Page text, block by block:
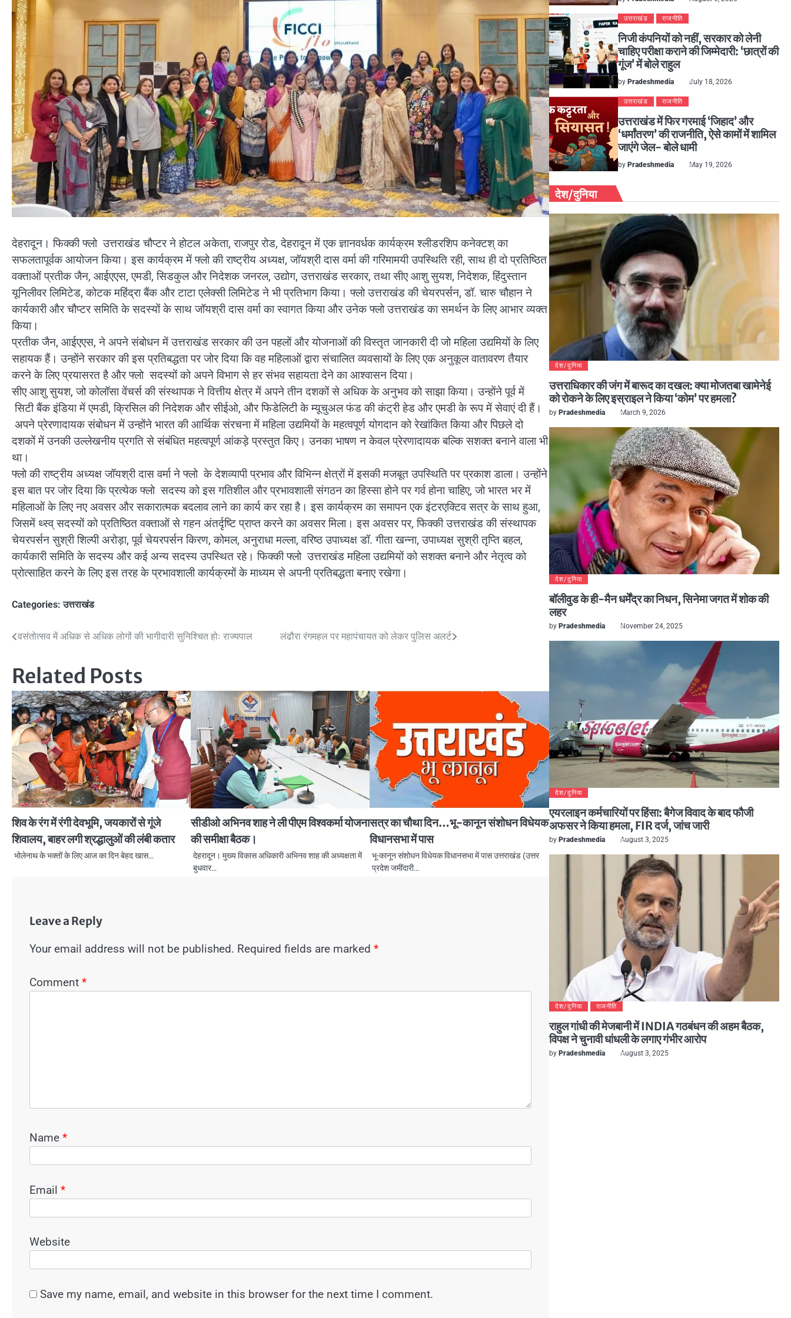
देहरादून। फिक्की फ्लो उत्तराखंड चौप्टर ने होटल अकेता, राजपुर रोड, देहरादून में एक ज्ञानवर्धक कार्यक्रम श्लीडरशिप कनेक्टश् का
सफलतापूर्वक आयोजन किया। इस कार्यक्रम में फ्लो की राष्ट्रीय अध्यक्ष, जॉयश्री दास वर्मा की गरिमामयी उपस्थिति रही, साथ ही दो प्रतिष्ठित
वक्ताओं प्रतीक जैन, आईएएस, एमडी, सिडकुल और निदेशक जनरल, उद्योग, उत्तराखंड सरकार, तथा सीए आशु सुयश, निदेशक, हिंदुस्तान
यूनिलीवर लिमिटेड, कोटक महिंद्रा बैंक और टाटा एलेक्सी लिमिटेड ने भी प्रतिभाग किया। फ्लो उत्तराखंड की चेयरपर्सन, डॉ. चारु चौहान ने
कार्यकारी और चौप्टर समिति के सदस्यों के साथ जॉयश्री दास वर्मा का स्वागत किया और उनेक फ्लो उत्तराखंड का समर्थन के लिए आभार व्यक्त
किया।
प्रतीक जैन, आईएएस, ने अपने संबोधन में उत्तराखंड सरकार की उन पहलों और योजनाओं की विस्तृत जानकारी दी जो महिला उद्यमियों के लिए
सहायक हैं। उन्होंने सरकार की इस प्रतिबद्धता पर जोर दिया कि वह महिलाओं द्वारा संचालित व्यवसायों के लिए एक अनुकूल वातावरण तैयार
करने के लिए प्रयासरत है और फ्लो सदस्यों को अपने विभाग से हर संभव सहायता देने का आश्वासन दिया।
सीए आशु सुयश, जो कोलॉसा वेंचर्स की संस्थापक ने वित्तीय क्षेत्र में अपने तीन दशकों से अधिक के अनुभव को साझा किया। उन्होंने पूर्व में
सिटी बैंक इंडिया में एमडी, क्रिसिल की निदेशक और सीईओ, और फिडेलिटी के म्यूचुअल फंड की कंट्री हेड और एमडी के रूप में सेवाएं दी हैं।
अपने प्रेरणादायक संबोधन में उन्होंने भारत की आर्थिक संरचना में महिला उद्यमियों के महत्वपूर्ण योगदान को रेखांकित किया और पिछले दो
दशकों में उनकी उल्लेखनीय प्रगति से संबंधित महत्वपूर्ण आंकड़े प्रस्तुत किए। उनका भाषण न केवल प्रेरणादायक बल्कि सशक्त बनाने वाला भी
था।
फ्लो की राष्ट्रीय अध्यक्ष जॉयश्री दास वर्मा ने फ्लो के देशव्यापी प्रभाव और विभिन्न क्षेत्रों में इसकी मजबूत उपस्थिति पर प्रकाश डाला। उन्होंने
इस बात पर जोर दिया कि प्रत्येक फ्लो सदस्य को इस गतिशील और प्रभावशाली संगठन का हिस्सा होने पर गर्व होना चाहिए, जो भारत भर में
महिलाओं के लिए नए अवसर और सकारात्मक बदलाव लाने का कार्य कर रहा है। इस कार्यक्रम का समापन एक इंटरएक्टिव सत्र के साथ हुआ,
जिसमें थ्स्व् सदस्यों को प्रतिष्ठित वक्ताओं से गहन अंतर्दृष्टि प्राप्त करने का अवसर मिला। इस अवसर पर, फिक्की उत्तराखंड की संस्थापक
चेयरपर्सन सुश्री शिल्पी अरोड़ा, पूर्व चेयरपर्सन किरण, कोमल, अनुराधा मल्ला, वरिष्ठ उपाध्यक्ष डॉ. गीता खन्ना, उपाध्यक्ष सुश्री तृप्ति बहल,
कार्यकारी समिति के सदस्य और कई अन्य सदस्य उपस्थित रहे। फिक्की फ्लो उत्तराखंड महिला उद्यमियों को सशक्त बनाने और नेतृत्व को
प्रोत्साहित करने के लिए इस तरह के प्रभावशाली कार्यक्रमों के माध्यम से अपनी प्रतिबद्धता बनाए रखेगा।
Categories:उत्तराखंड
Post
वसंतोत्सव में अधिक से अधिक लोगों की भागीदारी सुनिश्चित होः राज्यपाल लंढौरा रंगमहल पर महापंचायत को लेकर पुलिस अलर्ट
Related Posts
शिव के रंग में रंगी देवभूमि, जयकारों से गूंजे
शिवालय, बाहर लगी श्रद्धालुओं की लंबी कतार
भोलेनाथ के भक्तों के लिए आज का दिन बेहद खास…
सीडीओ अभिनव शाह ने ली पीएम विश्वकर्मा योजना
की समीक्षा बैठक।
देहरादून। मुख्य विकास अधिकारी अभिनव शाह की अध्यक्षता में
बुधवार…
सत्र का चौथा दिन…भू-कानून संशोधन विधेयक
विधानसभा में पास
भू-कानून संशोधन विधेयक विधानसभा में पास उत्तराखंड (उत्तर
प्रदेश जमींदारी…
Leave a Reply
Your email address will not be published. Required fields are marked *
Comment *
Name *
Email *
Website
Save my name, email, and website in this browser for the next time I comment.
उत्तराखंड राजनीति
निजी कंपनियों को नहीं, सरकार को लेनी
चाहिए परीक्षा कराने की जिम्मेदारी: ‘छात्रों की
गूंज’ में बोले राहुल
by Pradeshmedia July 18, 2026
उत्तराखंड राजनीति
उत्तराखंड में फिर गरमाई ‘जिहाद’ और
‘धर्मांतरण’ की राजनीति, ऐसे कामों में शामिल
जाएंगे जेल- बोले धामी
by Pradeshmedia May 19, 2026
देश/दुनिया
देश/दुनिया
उत्तराधिकार की जंग में बारूद का दखल: क्या मोजतबा खामेनेई
को रोकने के लिए इस्राइल ने किया ‘कोम’ पर हमला?
by Pradeshmedia March 9, 2026
देश/दुनिया
बॉलीवुड के ही-मैन धर्मेंद्र का निधन, सिनेमा जगत में शोक की
लहर
by Pradeshmedia November 24, 2025
देश/दुनिया
एयरलाइन कर्मचारियों पर हिंसा: बैगेज विवाद के बाद फौजी
अफसर ने किया हमला, FIR दर्ज, जांच जारी
by Pradeshmedia August 3, 2025
देश/दुनिया राजनीति
राहुल गांधी की मेजबानी में INDIA गठबंधन की अहम बैठक,
विपक्ष ने चुनावी धांधली के लगाए गंभीर आरोप
by Pradeshmedia August 3, 2025